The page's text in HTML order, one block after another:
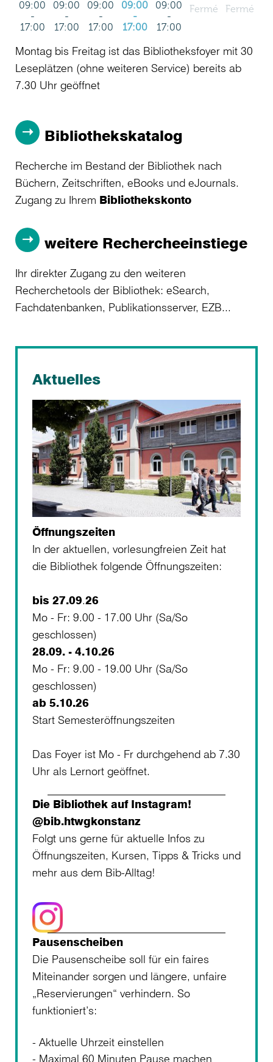
09:00
-
17:00
09:00
-
17:00
09:00
-
17:00
09:00
-
17:00
09:00
-
17:00
Fermé Fermé
Montag bis Freitag ist das Bibliotheksfoyer mit 30
Leseplätzen (ohne weiteren Service) bereits ab
7.30 Uhr geöffnet
Bibliothekskatalog
Recherche im Bestand der Bibliothek nach
Büchern, Zeitschriften, eBooks und eJournals.
Zugang zu Ihrem Bibliothekskonto
weitere Rechercheeinstiege
Ihr direkter Zugang zu den weiteren
Recherchetools der Bibliothek: eSearch,
Fachdatenbanken, Publikationsserver, EZB...
Aktuelles
Öffnungszeiten
In der aktuellen, vorlesungfreien Zeit hat
die Bibliothek folgende Öffnungszeiten:
bis 27.09.26
Mo - Fr: 9.00 - 17.00 Uhr (Sa/So
geschlossen)
28.09. - 4.10.26
Mo - Fr: 9.00 - 19.00 Uhr (Sa/So
geschlossen)
ab 5.10.26
Start Semesteröffnungszeiten
Das Foyer ist Mo - Fr durchgehend ab 7.30
Uhr als Lernort geöffnet.
Die Bibliothek auf Instagram!
@bib.htwgkonstanz
Folgt uns gerne für aktuelle Infos zu
Öffnungszeiten, Kursen, Tipps & Tricks und
mehr aus dem Bib-Alltag!
Pausenscheiben
Die Pausenscheibe soll für ein faires
Miteinander sorgen und längere, unfaire
„Reservierungen“ verhindern. So
funktioniert’s:
Aktuelle Uhrzeit einstellen
Maximal 60 Minuten Pause machen